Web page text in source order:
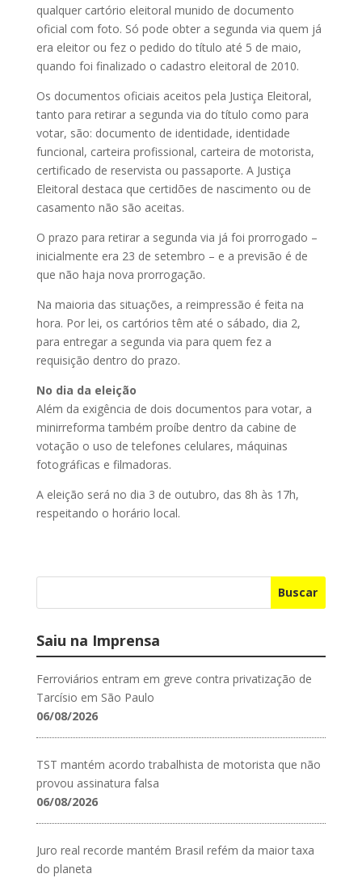
qualquer cartório eleitoral munido de documento
oficial com foto. Só pode obter a segunda via quem já
era eleitor ou fez o pedido do título até 5 de maio,
quando foi finalizado o cadastro eleitoral de 2010.
Os documentos oficiais aceitos pela Justiça Eleitoral,
tanto para retirar a segunda via do título como para
votar, são: documento de identidade, identidade
funcional, carteira profissional, carteira de motorista,
certificado de reservista ou passaporte. A Justiça
Eleitoral destaca que certidões de nascimento ou de
casamento não são aceitas.
O prazo para retirar a segunda via já foi prorrogado –
inicialmente era 23 de setembro – e a previsão é de
que não haja nova prorrogação.
Na maioria das situações, a reimpressão é feita na
hora. Por lei, os cartórios têm até o sábado, dia 2,
para entregar a segunda via para quem fez a
requisição dentro do prazo.
No dia da eleição
Além da exigência de dois documentos para votar, a
minirreforma também proíbe dentro da cabine de
votação o uso de telefones celulares, máquinas
fotográficas e filmadoras.
A eleição será no dia 3 de outubro, das 8h às 17h,
respeitando o horário local.
Buscar
Saiu na Imprensa
Ferroviários entram em greve contra privatização de
Tarcísio em São Paulo
06/08/2026
TST mantém acordo trabalhista de motorista que não
provou assinatura falsa
06/08/2026
Juro real recorde mantém Brasil refém da maior taxa
do planeta